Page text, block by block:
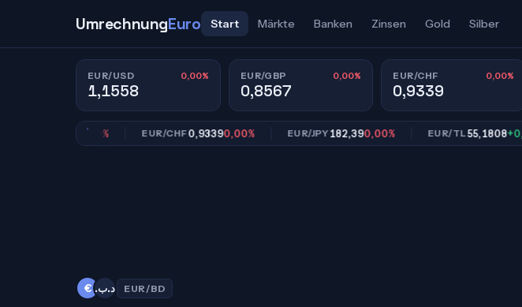
UmrechnungEuro Start Märkte Banken Zinsen Gold Silber
EUR/USD 0,00%
1,1558
EUR/GBP 0,00%
0,8567
EUR/CHF 0,00%
0,9339
EUR/CHF0,93390,00% EUR/JPY182,390,00% EUR/TL55,1808+0,07%
€ .د.ب EUR/BD